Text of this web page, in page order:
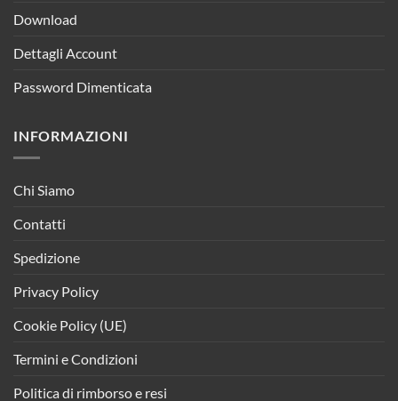
Download
Dettagli Account
Password Dimenticata
INFORMAZIONI
Chi Siamo
Contatti
Spedizione
Privacy Policy
Cookie Policy (UE)
Termini e Condizioni
Politica di rimborso e resi